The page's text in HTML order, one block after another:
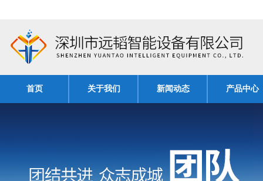
首页 关于我们 新闻动态 产品中心